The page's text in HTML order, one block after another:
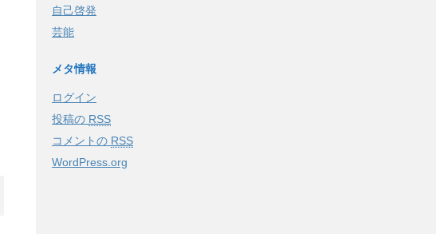
自己啓発
芸能
メタ情報
ログイン
投稿の RSS
コメントの RSS
WordPress.org